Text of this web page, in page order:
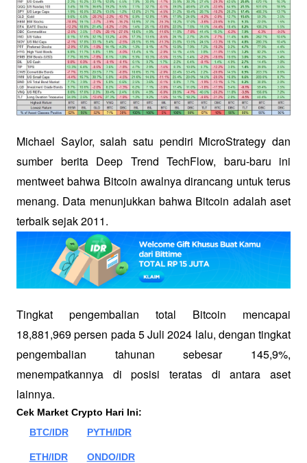
Michael Saylor, salah satu pendiri MicroStrategy dan
sumber berita Deep Trend TechFlow, baru-baru ini
mentweet bahwa Bitcoin awalnya dirancang untuk terus
menang. Data menunjukkan bahwa Bitcoin adalah aset
terbaik sejak 2011.
Tingkat pengembalian total Bitcoin mencapai
18,881,969 persen pada 5 Juli 2024 lalu, dengan tingkat
pengembalian tahunan sebesar 145,9%,
menempatkannya di posisi teratas di antara aset
lainnya.
Cek Market Crypto Hari Ini:
BTC/IDR
PYTH/IDR
ETH/IDR ONDO/IDR